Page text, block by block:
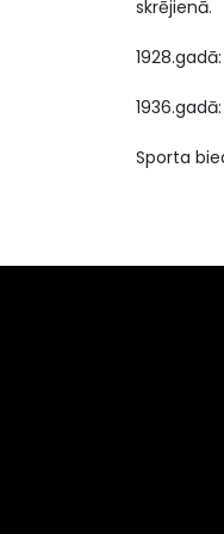
skrējienā.
Sporta